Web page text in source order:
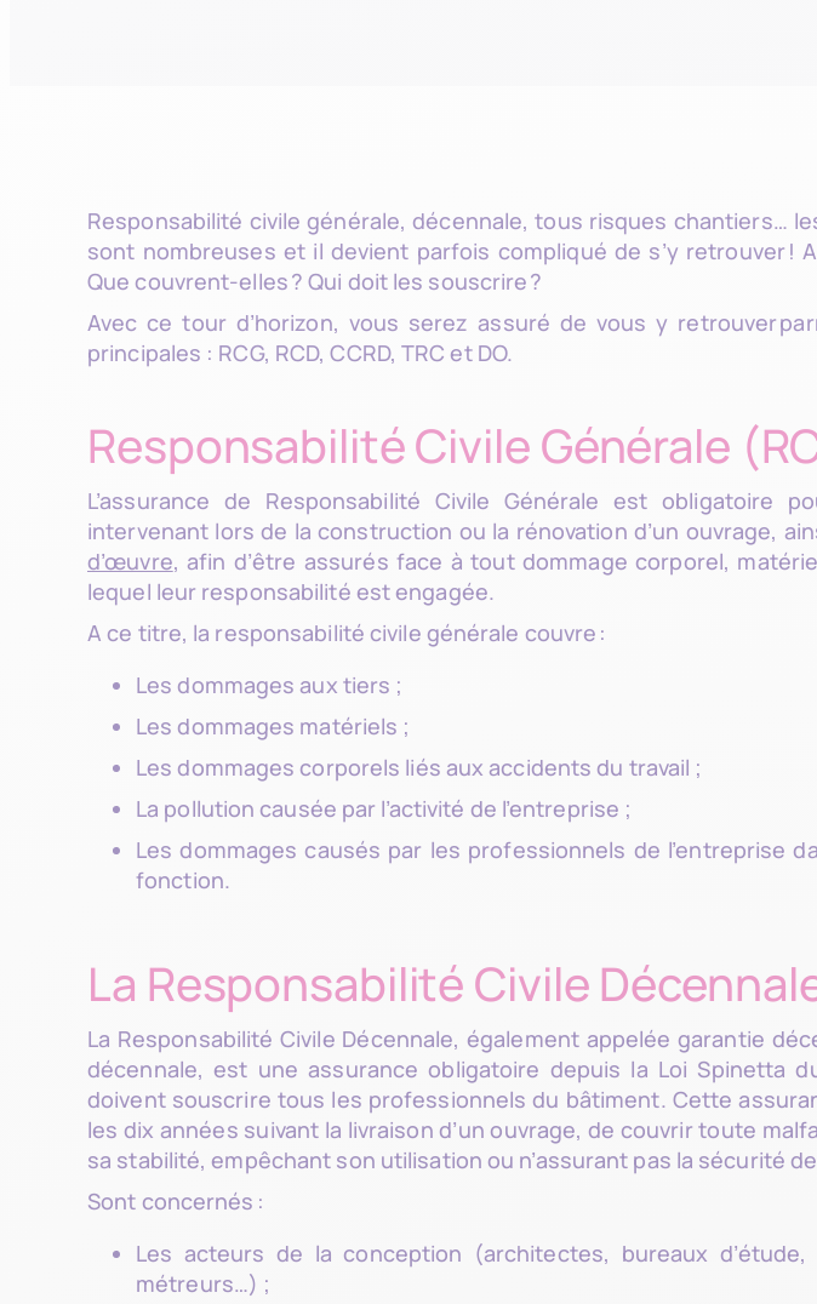
Responsabilité civile générale, décennale, tous risques chantiers…
sont nombreuses et il devient parfois compliqué de s’y retrouver !
Que couvrent-elles ? Qui doit les souscrire ?
Avec ce tour d’horizon, vous serez assuré de vous y retrouver
principales : RCG, RCD, CCRD, TRC et DO.
Responsabilité Civile Générale
L’assurance de Responsabilité Civile Générale est obligatoire
intervenant lors de la construction ou la rénovation d’un ouvrage,
d’œuvre, afin d’être assurés face à tout dommage corporel,
lequel leur responsabilité est engagée.
A ce titre, la responsabilité civile générale couvre :
Les dommages aux tiers ;
Les dommages matériels ;
Les dommages corporels liés aux accidents du travail ;
La pollution causée par l’activité de l’entreprise ;
Les dommages causés par les professionnels de l’entreprise
fonction.
La Responsabilité Civile
La Responsabilité Civile Décennale, également appelée garantie
décennale, est une assurance obligatoire depuis la Loi Spinetta
doivent souscrire tous les professionnels du bâtiment. Cette
les dix années suivant la livraison d’un ouvrage, de couvrir toute
sa stabilité, empêchant son utilisation ou n’assurant pas la sécurité
Sont concernés :
Les acteurs de la conception (architectes, bureaux d’étude,
métreurs…) ;